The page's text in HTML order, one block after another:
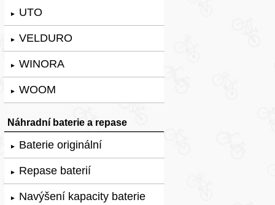
► UTO
► VELDURO
► WINORA
► WOOM
Náhradní baterie a repase
► Baterie originální
► Repase baterií
► Navýšení kapacity baterie